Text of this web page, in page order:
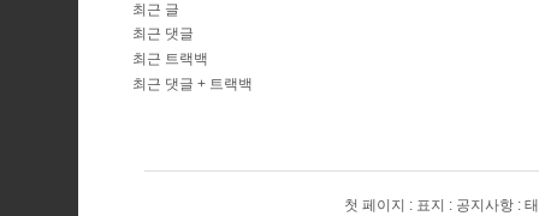
최근 글
최근 댓글
최근 트랙백
최근 댓글 + 트랙백
첫 페이지 표지 공지사항